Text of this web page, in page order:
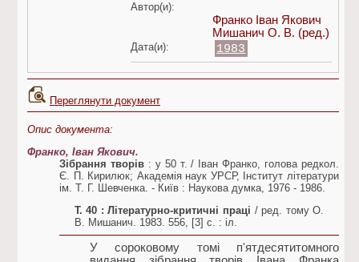
Автор(и):
Франко Іван Якович
Мишанич О. В. (ред.)
Дата(и): 1983
Переглянути документ
Опис документа:
Франко, Іван Якович.
Зібрання творів: у 50 т. / Іван Франко, голова редкол.
Є. П. Кирилюк; Академія наук УРСР, Інститут літератури
ім. Т. Г. Шевченка. - Київ : Наукова думка, 1976 - 1986.
Т. 40 : Літературно-критичні праці / ред. тому О.
В. Мишанич. 1983. 556, [3] c. : іл.
У сороковому томі п'ятдесятитомного